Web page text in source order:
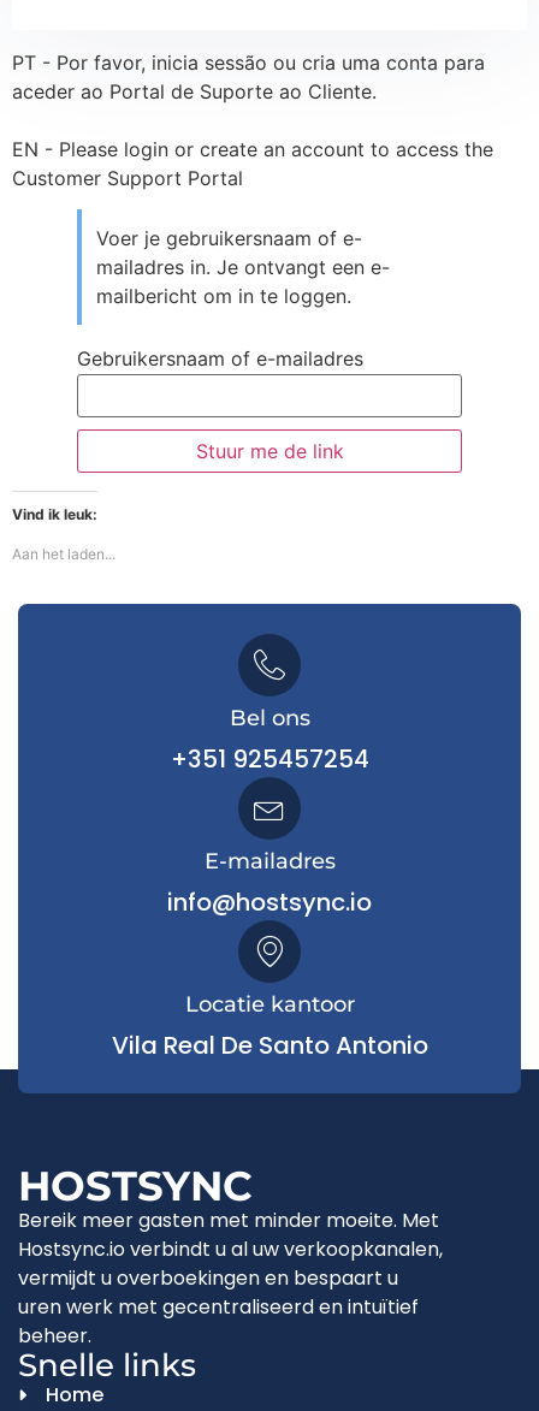
PT - Por favor, inicia sessão ou cria uma conta para
aceder ao Portal de Suporte ao Cliente.
EN - Please login or create an account to access the
Customer Support Portal
Voer je gebruikersnaam of e-
mailadres in. Je ontvangt een e-
mailbericht om in te loggen.
Gebruikersnaam of e-mailadres
Vind ik leuk:
Aan het laden...
Bel ons
+351 925457254
E-mailadres
info@hostsync.io
Locatie kantoor
Vila Real De Santo Antonio
HOSTSYNC
Bereik meer gasten met minder moeite. Met
Hostsync.io verbindt u al uw verkoopkanalen,
vermijdt u overboekingen en bespaart u
uren werk met gecentraliseerd en intuïtief
beheer.
Snelle links
Home